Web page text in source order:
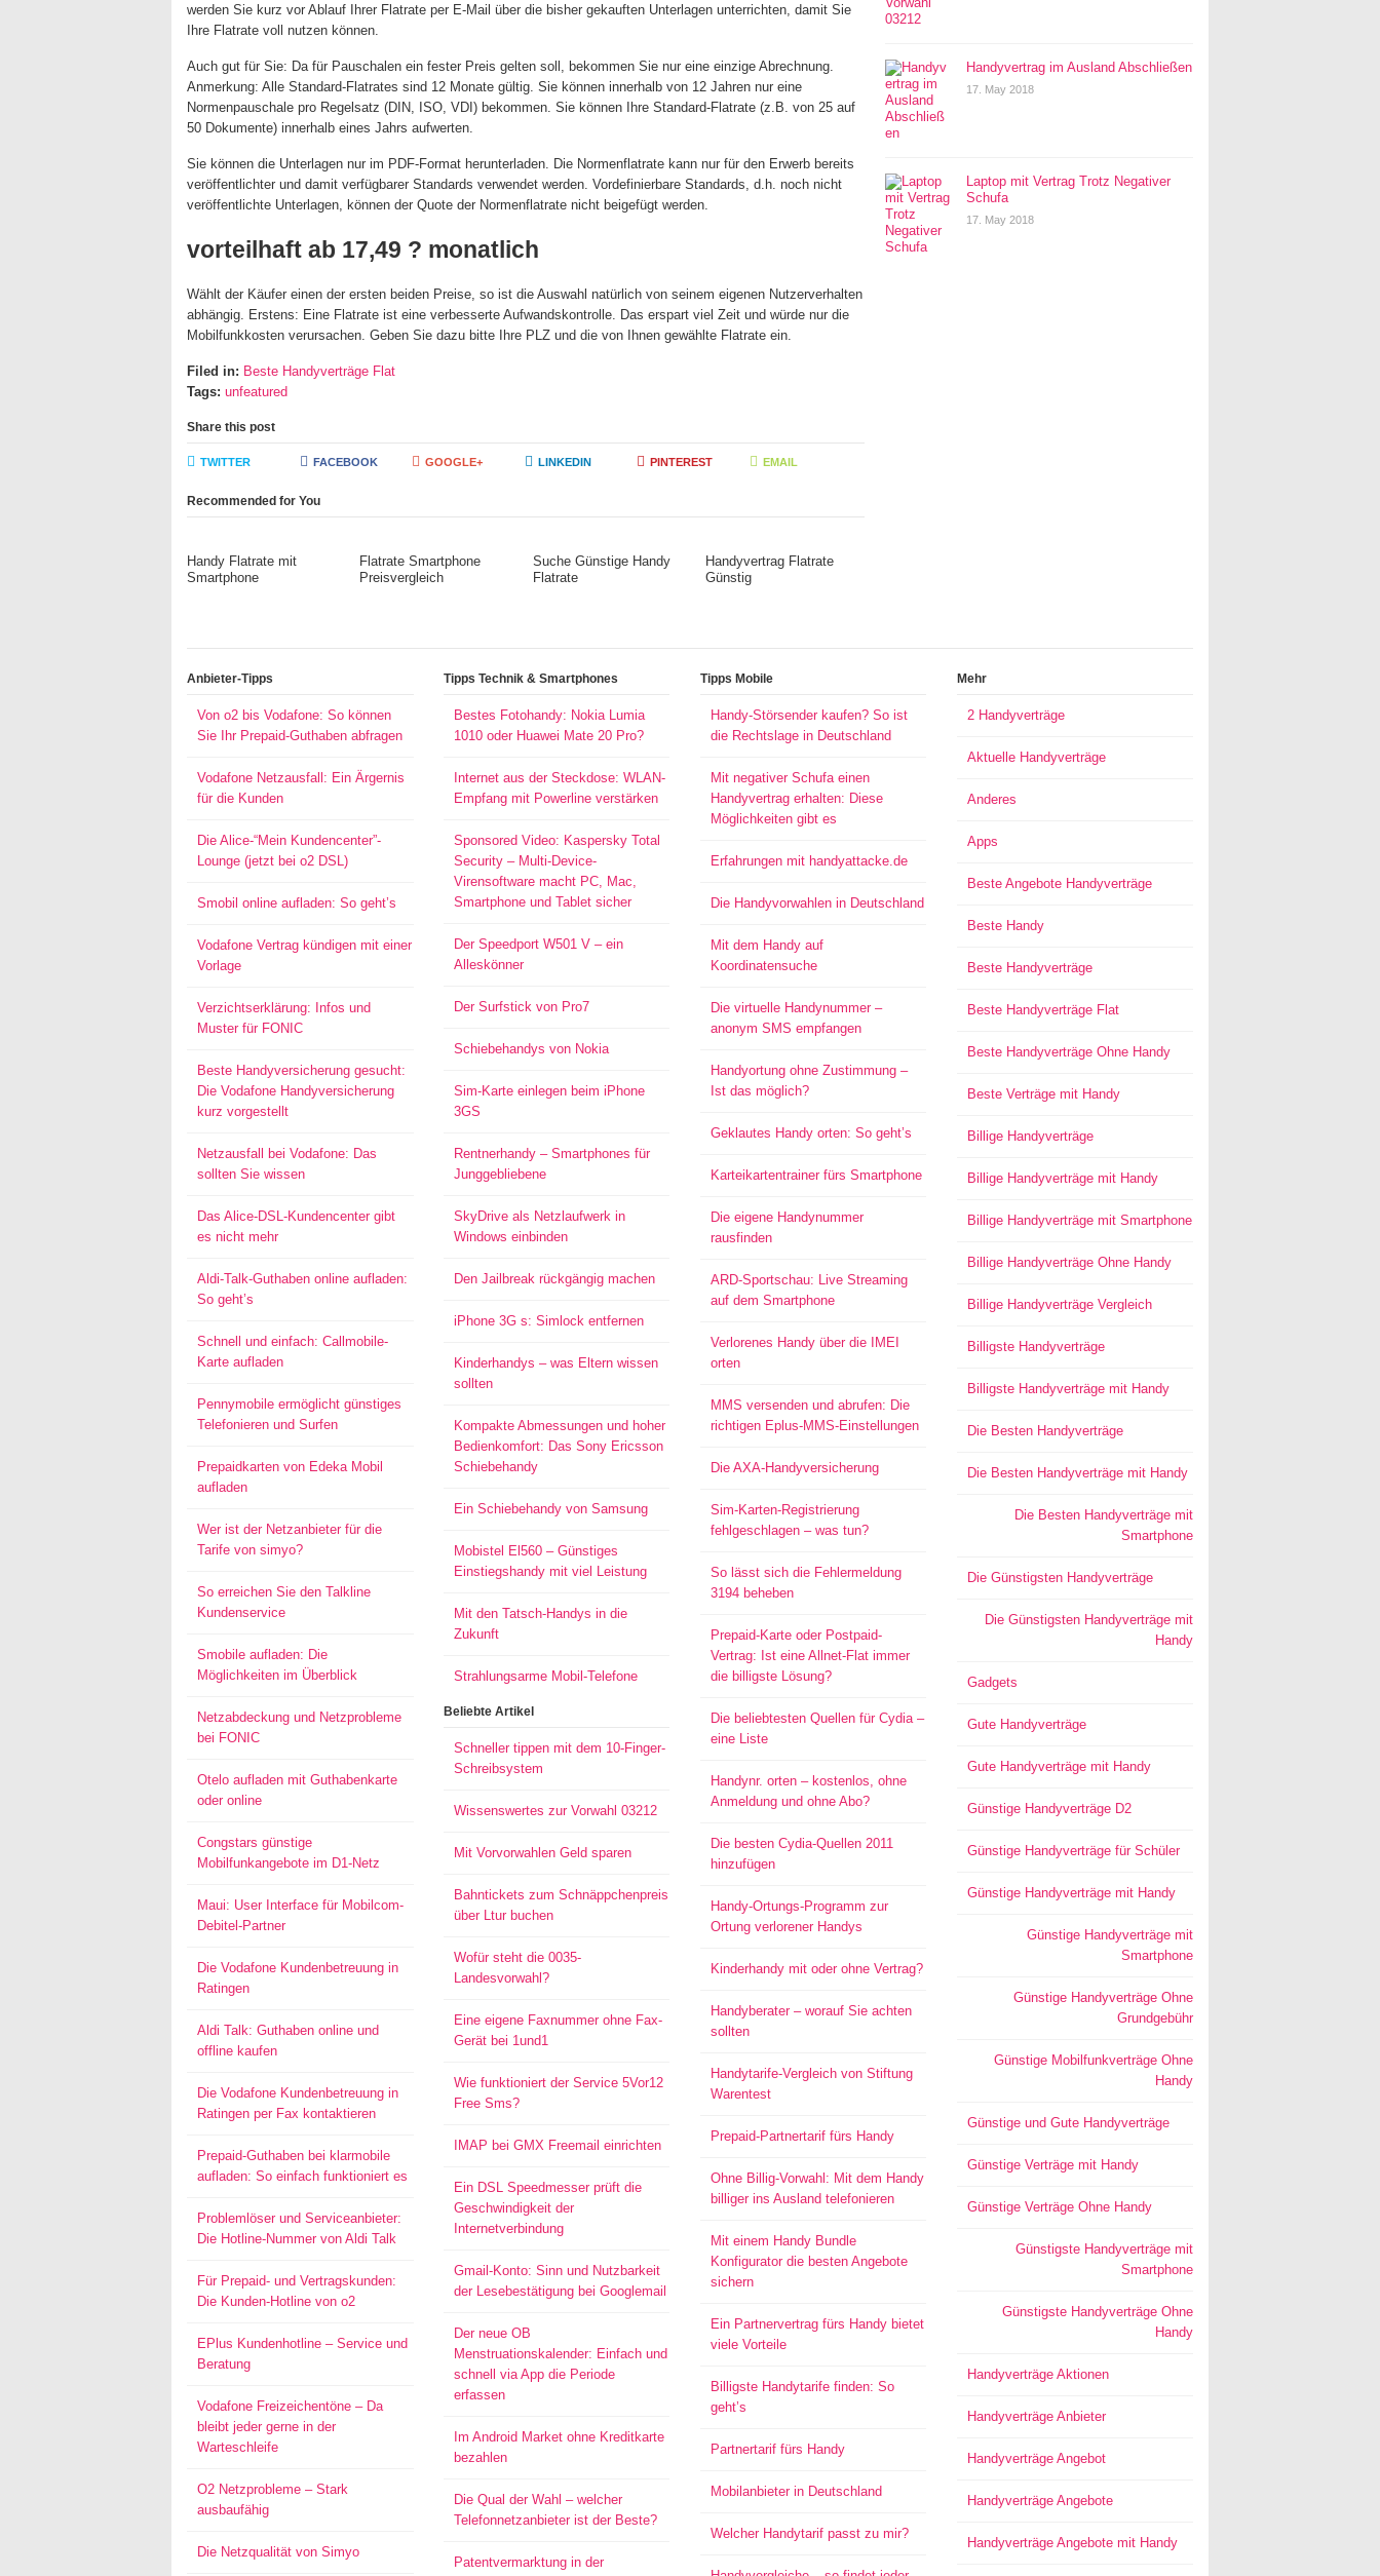
werden Sie kurz vor Ablauf Ihrer Flatrate per E-Mail über die bisher gekauften Unterlagen unterrichten, damit Sie
Ihre Flatrate voll nutzen können.
Auch gut für Sie: Da für Pauschalen ein fester Preis gelten soll, bekommen Sie nur eine einzige Abrechnung.
Anmerkung: Alle Standard-Flatrates sind 12 Monate gültig. Sie können innerhalb von 12 Jahren nur eine
Normenpauschale pro Regelsatz (DIN, ISO, VDI) bekommen. Sie können Ihre Standard-Flatrate (z.B. von 25 auf
50 Dokumente) innerhalb eines Jahrs aufwerten.
Sie können die Unterlagen nur im PDF-Format herunterladen. Die Normenflatrate kann nur für den Erwerb bereits
veröffentlichter und damit verfügbarer Standards verwendet werden. Vordefinierbare Standards, d.h. noch nicht
veröffentlichte Unterlagen, können der Quote der Normenflatrate nicht beigefügt werden.
vorteilhaft ab 17,49 ? monatlich
Wählt der Käufer einen der ersten beiden Preise, so ist die Auswahl natürlich von seinem eigenen Nutzerverhalten
abhängig. Erstens: Eine Flatrate ist eine verbesserte Aufwandskontrolle. Das erspart viel Zeit und würde nur die
Mobilfunkkosten verursachen. Geben Sie dazu bitte Ihre PLZ und die von Ihnen gewählte Flatrate ein.
Filed in: Beste Handyverträge Flat
Tags: unfeatured
Share this post
TWITTER FACEBOOK GOOGLE+ LINKEDIN PINTEREST EMAIL
Recommended for You
Handy Flatrate mit
Smartphone
Flatrate Smartphone
Preisvergleich
Suche Günstige Handy
Flatrate
Handyvertrag Flatrate
Günstig
Handyvertrag im Ausland Abschließen
17. May 2018
Laptop mit Vertrag Trotz Negativer
Schufa
17. May 2018
Anbieter-Tipps
Von o2 bis Vodafone: So können
Sie Ihr Prepaid-Guthaben abfragen
Vodafone Netzausfall: Ein Ärgernis
für die Kunden
Die Alice-“Mein Kundencenter”-
Lounge (jetzt bei o2 DSL)
Smobil online aufladen: So geht’s
Vodafone Vertrag kündigen mit einer
Vorlage
Verzichtserklärung: Infos und
Muster für FONIC
Beste Handyversicherung gesucht:
Die Vodafone Handyversicherung
kurz vorgestellt
Netzausfall bei Vodafone: Das
sollten Sie wissen
Das Alice-DSL-Kundencenter gibt
es nicht mehr
Aldi-Talk-Guthaben online aufladen:
So geht’s
Schnell und einfach: Callmobile-
Karte aufladen
Pennymobile ermöglicht günstiges
Telefonieren und Surfen
Prepaidkarten von Edeka Mobil
aufladen
Wer ist der Netzanbieter für die
Tarife von simyo?
So erreichen Sie den Talkline
Kundenservice
Smobile aufladen: Die
Möglichkeiten im Überblick
Netzabdeckung und Netzprobleme
bei FONIC
Otelo aufladen mit Guthabenkarte
oder online
Congstars günstige
Mobilfunkangebote im D1-Netz
Maui: User Interface für Mobilcom-
Debitel-Partner
Die Vodafone Kundenbetreuung in
Ratingen
Aldi Talk: Guthaben online und
offline kaufen
Die Vodafone Kundenbetreuung in
Ratingen per Fax kontaktieren
Prepaid-Guthaben bei klarmobile
aufladen: So einfach funktioniert es
Problemlöser und Serviceanbieter:
Die Hotline-Nummer von Aldi Talk
Für Prepaid- und Vertragskunden:
Die Kunden-Hotline von o2
EPlus Kundenhotline – Service und
Beratung
Vodafone Freizeichentöne – Da
bleibt jeder gerne in der
Warteschleife
O2 Netzprobleme – Stark
ausbaufähig
Die Netzqualität von Simyo
Tipps Technik & Smartphones
Bestes Fotohandy: Nokia Lumia
1010 oder Huawei Mate 20 Pro?
Internet aus der Steckdose: WLAN-
Empfang mit Powerline verstärken
Sponsored Video: Kaspersky Total
Security – Multi-Device-
Virensoftware macht PC, Mac,
Smartphone und Tablet sicher
Der Speedport W501 V – ein
Alleskönner
Der Surfstick von Pro7
Schiebehandys von Nokia
Sim-Karte einlegen beim iPhone
3GS
Rentnerhandy – Smartphones für
Junggebliebene
SkyDrive als Netzlaufwerk in
Windows einbinden
Den Jailbreak rückgängig machen
iPhone 3G s: Simlock entfernen
Kinderhandys – was Eltern wissen
sollten
Kompakte Abmessungen und hoher
Bedienkomfort: Das Sony Ericsson
Schiebehandy
Ein Schiebehandy von Samsung
Mobistel El560 – Günstiges
Einstiegshandy mit viel Leistung
Mit den Tatsch-Handys in die
Zukunft
Strahlungsarme Mobil-Telefone
Beliebte Artikel
Schneller tippen mit dem 10-Finger-
Schreibsystem
Wissenswertes zur Vorwahl 03212
Mit Vorvorwahlen Geld sparen
Bahntickets zum Schnäppchenpreis
über Ltur buchen
Wofür steht die 0035-
Landesvorwahl?
Eine eigene Faxnummer ohne Fax-
Gerät bei 1und1
Wie funktioniert der Service 5Vor12
Free Sms?
IMAP bei GMX Freemail einrichten
Ein DSL Speedmesser prüft die
Geschwindigkeit der
Internetverbindung
Gmail-Konto: Sinn und Nutzbarkeit
der Lesebestätigung bei Googlemail
Der neue OB
Menstruationskalender: Einfach und
schnell via App die Periode
erfassen
Im Android Market ohne Kreditkarte
bezahlen
Die Qual der Wahl – welcher
Telefonnetzanbieter ist der Beste?
Patentvermarktung in der
Tipps Mobile
Handy-Störsender kaufen? So ist
die Rechtslage in Deutschland
Mit negativer Schufa einen
Handyvertrag erhalten: Diese
Möglichkeiten gibt es
Erfahrungen mit handyattacke.de
Die Handyvorwahlen in Deutschland
Mit dem Handy auf
Koordinatensuche
Die virtuelle Handynummer –
anonym SMS empfangen
Handyortung ohne Zustimmung –
Ist das möglich?
Geklautes Handy orten: So geht’s
Karteikartentrainer fürs Smartphone
Die eigene Handynummer
rausfinden
ARD-Sportschau: Live Streaming
auf dem Smartphone
Verlorenes Handy über die IMEI
orten
MMS versenden und abrufen: Die
richtigen Eplus-MMS-Einstellungen
Die AXA-Handyversicherung
Sim-Karten-Registrierung
fehlgeschlagen – was tun?
So lässt sich die Fehlermeldung
3194 beheben
Prepaid-Karte oder Postpaid-
Vertrag: Ist eine Allnet-Flat immer
die billigste Lösung?
Die beliebtesten Quellen für Cydia –
eine Liste
Handynr. orten – kostenlos, ohne
Anmeldung und ohne Abo?
Die besten Cydia-Quellen 2011
hinzufügen
Handy-Ortungs-Programm zur
Ortung verlorener Handys
Kinderhandy mit oder ohne Vertrag?
Handyberater – worauf Sie achten
sollten
Handytarife-Vergleich von Stiftung
Warentest
Prepaid-Partnertarif fürs Handy
Ohne Billig-Vorwahl: Mit dem Handy
billiger ins Ausland telefonieren
Mit einem Handy Bundle
Konfigurator die besten Angebote
sichern
Ein Partnervertrag fürs Handy bietet
viele Vorteile
Billigste Handytarife finden: So
geht’s
Partnertarif fürs Handy
Mobilanbieter in Deutschland
Welcher Handytarif passt zu mir?
Mehr
2 Handyverträge
Aktuelle Handyverträge
Anderes
Apps
Beste Angebote Handyverträge
Beste Handy
Beste Handyverträge
Beste Handyverträge Flat
Beste Handyverträge Ohne Handy
Beste Verträge mit Handy
Billige Handyverträge
Billige Handyverträge mit Handy
Billige Handyverträge mit Smartphone
Billige Handyverträge Ohne Handy
Billige Handyverträge Vergleich
Billigste Handyverträge
Billigste Handyverträge mit Handy
Die Besten Handyverträge
Die Besten Handyverträge mit Handy
Die Besten Handyverträge mit
Smartphone
Die Günstigsten Handyverträge
Die Günstigsten Handyverträge mit
Handy
Gadgets
Gute Handyverträge
Gute Handyverträge mit Handy
Günstige Handyverträge D2
Günstige Handyverträge für Schüler
Günstige Handyverträge mit Handy
Günstige Handyverträge mit
Smartphone
Günstige Handyverträge Ohne
Grundgebühr
Günstige Mobilfunkverträge Ohne
Handy
Günstige und Gute Handyverträge
Günstige Verträge mit Handy
Günstige Verträge Ohne Handy
Günstigste Handyverträge mit
Smartphone
Günstigste Handyverträge Ohne
Handy
Handyverträge Aktionen
Handyverträge Anbieter
Handyverträge Angebot
Handyverträge Angebote
Handyverträge Angebote mit Handy